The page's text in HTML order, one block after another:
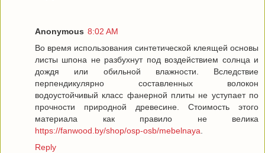
Anonymous 8:02 AM
Во время использования синтетической клеящей основы
листы шпона не разбухнут под воздействием солнца и
дождя или обильной влажности. Вследствие
перпендикулярно составленных волокон
водоустойчивый класс фанерной плиты не уступает по
прочности природной древесине. Стоимость этого
материала как правило не велика
https://fanwood.by/shop/osp-osb/mebelnaya
Reply